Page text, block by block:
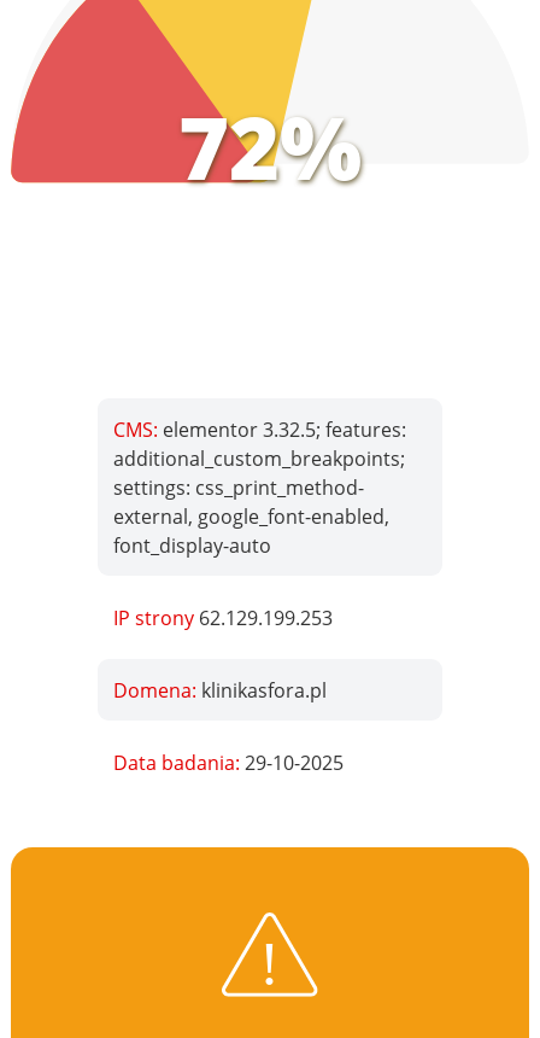
72%
CMS: elementor 3.32.5; features:
additional_custom_breakpoints;
settings: css_print_method-
external, google_font-enabled,
font_display-auto
IP strony 62.129.199.253
Domena: klinikasfora.pl
Data badania:29-10-2025